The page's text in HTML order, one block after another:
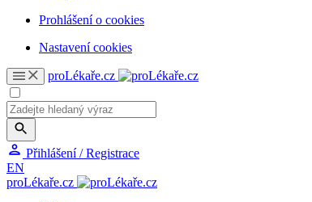
Prohlášení o cookies
Nastavení cookies
proLékaře.cz
Přihlášení / Registrace
EN
proLékaře.cz